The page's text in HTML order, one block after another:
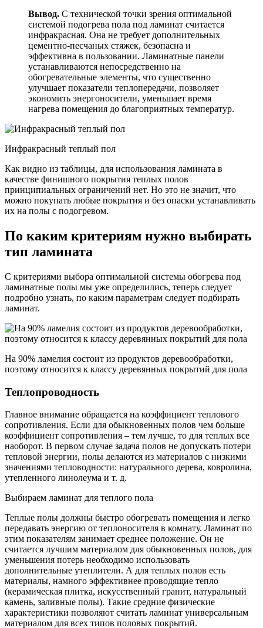
Вывод. С технической точки зрения оптимальной
системой подогрева пола под ламинат считается
инфракрасная. Она не требует дополнительных
цементно-песчаных стяжек, безопасна и
эффективна в пользовании. Ламинатные панели
устанавливаются непосредственно на
обогревательные элементы, что существенно
улучшает показатели теплопередачи, позволяет
экономить энергоносители, уменьшает время
нагрева помещения до благоприятных температур.
Инфракрасный теплый пол
Как видно из таблицы, для использования ламината в
качестве финишного покрытия теплых полов
принципиальных ограничений нет. Но это не значит, что
можно покупать любые покрытия и без опаски устанавливать
их на полы с подогревом.
По каким критериям нужно выбирать
тип ламината
С критериями выбора оптимальной системы обогрева под
ламинатные полы мы уже определились, теперь следует
подробно узнать, по каким параметрам следует подбирать
ламинат.
На 90% ламелия состоит из продуктов деревообработки,
поэтому относится к классу деревянных покрытий для пола
Теплопроводность
Главное внимание обращается на коэффициент теплового
сопротивления. Если для обыкновенных полов чем больше
коэффициент сопротивления – тем лучше, то для теплых все
наоборот. В первом случае задача полов не допускать потери
тепловой энергии, полы делаются из материалов с низкими
значениями тепловодности: натурального дерева, ковролина,
утепленного линолеума и т. д.
Выбираем ламинат для теплого пола
Теплые полы должны быстро обогревать помещения и легко
передавать энергию от теплоносителя в комнату. Ламинат по
этим показателям занимает среднее положение. Он не
считается лучшим материалом для обыкновенных полов, для
уменьшения потерь необходимо использовать
дополнительные утеплители. А для теплых полов есть
материалы, намного эффективнее проводящие тепло
(керамическая плитка, искусственный гранит, натуральный
камень, заливные полы). Такие средние физические
характеристики позволяют считать ламинат универсальным
материалом для всех типов половых покрытий.